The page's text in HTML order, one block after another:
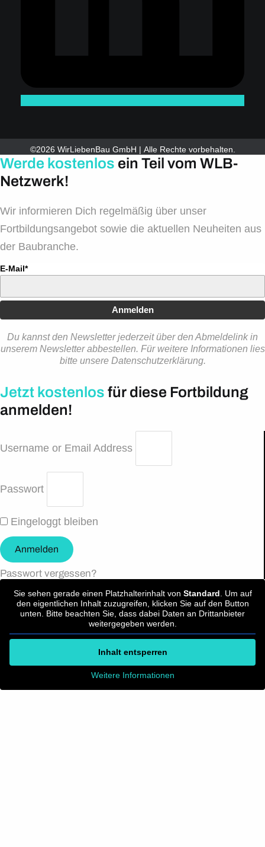
©2026 WirLiebenBau GmbH | Alle Rechte vorbehalten.
Werde kostenlos ein Teil vom WLB-
Netzwerk!
Wir informieren Dich regelmäßig über unser
Fortbildungsangebot sowie die aktuellen Neuheiten aus
der Baubranche.
E-Mail*
Anmelden
Du kannst den Newsletter jederzeit über den Abmeldelink in
unserem Newsletter abbestellen. Für weitere Informationen lies
bitte unsere Datenschutzerklärung.
Jetzt kostenlos für diese Fortbildung
anmelden!
Username or Email Address
Passwort
Eingeloggt bleiben
Anmelden
Passwort vergessen?
Sie sehen gerade einen Platzhalterinhalt von Standard . Um auf
den eigentlichen Inhalt zuzugreifen, klicken Sie auf den Button
unten. Bitte beachten Sie, dass dabei Daten an Drittanbieter
weitergegeben werden.
Inhalt entsperren
Weitere Informationen